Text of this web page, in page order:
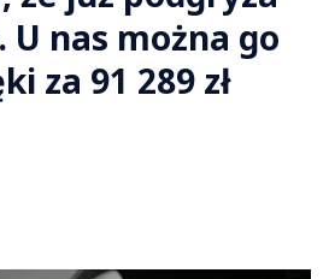
nas można go
za 91 289 zł